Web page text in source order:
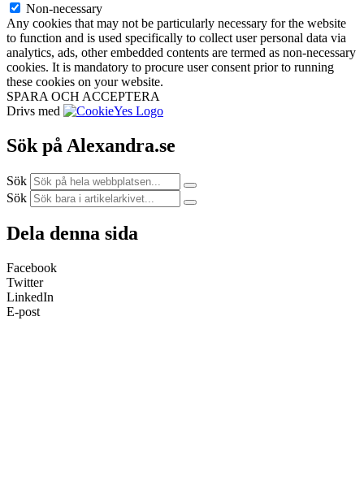
Non-necessary
Any cookies that may not be particularly necessary for the website
to function and is used specifically to collect user personal data via
analytics, ads, other embedded contents are termed as non-necessary
cookies. It is mandatory to procure user consent prior to running
these cookies on your website.
SPARA OCH ACCEPTERA
Drivs med
Sök på Alexandra.se
Sök
Sök
Dela denna sida
Facebook
Twitter
LinkedIn
E-post